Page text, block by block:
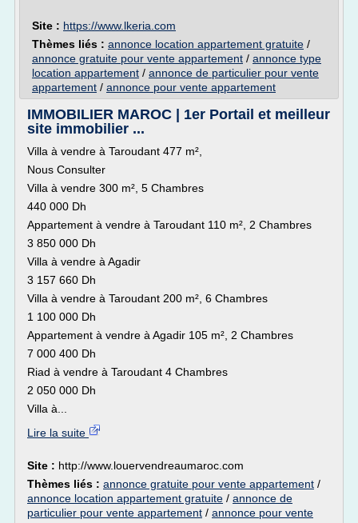
Site : https://www.lkeria.com
Thèmes liés : annonce location appartement gratuite /
annonce gratuite pour vente appartement / annonce type
location appartement / annonce de particulier pour vente
appartement / annonce pour vente appartement
IMMOBILIER MAROC | 1er Portail et meilleur
site immobilier ...
Villa à vendre à Taroudant 477 m²,
Nous Consulter
Villa à vendre 300 m², 5 Chambres
440 000 Dh
Appartement à vendre à Taroudant 110 m², 2 Chambres
3 850 000 Dh
Villa à vendre à Agadir
3 157 660 Dh
Villa à vendre à Taroudant 200 m², 6 Chambres
1 100 000 Dh
Appartement à vendre à Agadir 105 m², 2 Chambres
7 000 400 Dh
Riad à vendre à Taroudant 4 Chambres
2 050 000 Dh
Villa à...
Lire la suite
Site : http://www.louervendreaumaroc.com
Thèmes liés : annonce gratuite pour vente appartement /
annonce location appartement gratuite / annonce de
particulier pour vente appartement / annonce pour vente